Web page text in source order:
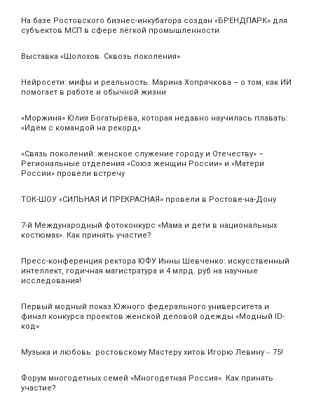
На базе Ростовского бизнес-инкубатора создан «БРЕНДПАРК» для
субъектов МСП в сфере лёгкой промышленности
Выставка «Шолохов. Сквозь поколения»
Нейросети: мифы и реальность. Марина Хопрячкова – о том, как ИИ
помогает в работе и обычной жизни
«Моржиня» Юлия Богатырёва, которая недавно научилась плавать:
«Идём с командой на рекорд»
«Связь поколений: женское служение городу и Отечеству» –
Региональные отделения «Союз женщин России» и «Матери
России» провели встречу
ТОК-ШОУ «СИЛЬНАЯ И ПРЕКРАСНАЯ» провели в Ростове-на-Дону
7-й Международный фотоконкурс «Мама и дети в национальных
костюмах». Как принять участие?
Пресс-конференция ректора ЮФУ Инны Шевченко: искусственный
интеллект, годичная магистратура и 4 млрд. руб на научные
исследования!
Первый модный показ Южного федерального университета и
финал конкурса проектов женской деловой одежды «Модный ID-
код»
Музыка и любовь: ростовскому Мастеру хитов Игорю Левину ‒ 75!
Форум многодетных семей «Многодетная Россия». Как принять
участие?